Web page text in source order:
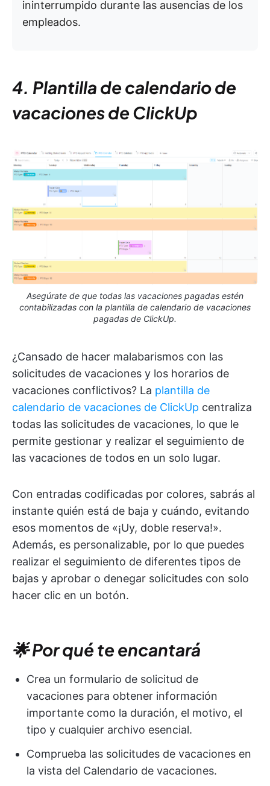
ininterrumpido durante las ausencias de los
empleados.
4. Plantilla de calendario de
vacaciones de ClickUp
Asegúrate de que todas las vacaciones pagadas estén
contabilizadas con la plantilla de calendario de vacaciones
pagadas de ClickUp.
¿Cansado de hacer malabarismos con las
solicitudes de vacaciones y los horarios de
vacaciones conflictivos? La plantilla de
calendario de vacaciones de ClickUp centraliza
todas las solicitudes de vacaciones, lo que le
permite gestionar y realizar el seguimiento de
las vacaciones de todos en un solo lugar.
Con entradas codificadas por colores, sabrás al
instante quién está de baja y cuándo, evitando
esos momentos de «¡Uy, doble reserva!».
Además, es personalizable, por lo que puedes
realizar el seguimiento de diferentes tipos de
bajas y aprobar o denegar solicitudes con solo
hacer clic en un botón.
🌟 Por qué te encantará
Crea un formulario de solicitud de
vacaciones para obtener información
importante como la duración, el motivo, el
tipo y cualquier archivo esencial.
Comprueba las solicitudes de vacaciones en
la vista del Calendario de vacaciones.